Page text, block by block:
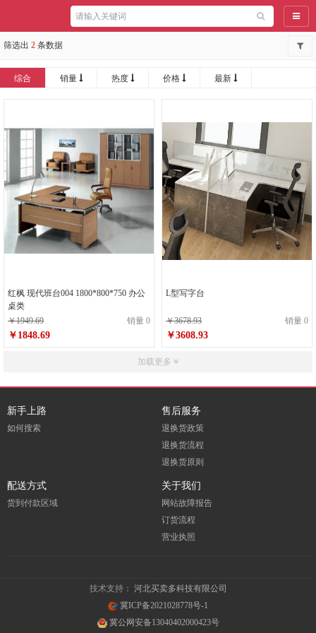
导航
筛选出 2 条数据
综合 销量 热度 价格 最新
红枫 现代班台004 1800*800*750 办公
桌类
￥1949.69
销量 0
￥1848.69
L型写字台
￥3678.93 销量 0
￥3608.93
加载更多
新手上路
如何搜索
售后服务
退换货政策
退换货流程
退换货原则
配送方式
货到付款区域
关于我们
网站故障报告
订货流程
营业执照
技术支持： 河北买卖多科技有限公司
冀ICP备2021028778号-1
冀公网安备13040402000423号